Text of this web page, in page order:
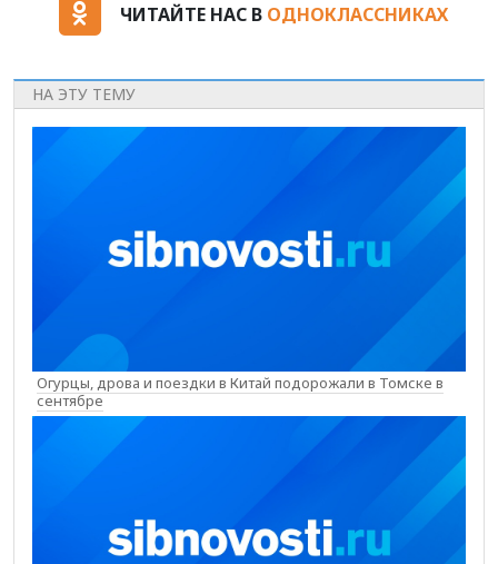
ЧИТАЙТЕ НАС В ОДНОКЛАССНИКАХ
НА ЭТУ ТЕМУ
Огурцы, дрова и поездки в Китай подорожали в Томске в
сентябре